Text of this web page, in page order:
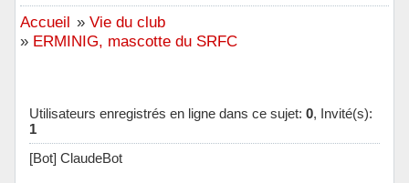
Accueil » Vie du club
» ERMINIG, mascotte du SRFC
Utilisateurs enregistrés en ligne dans ce sujet: 0, Invité(s):
1
[Bot] ClaudeBot